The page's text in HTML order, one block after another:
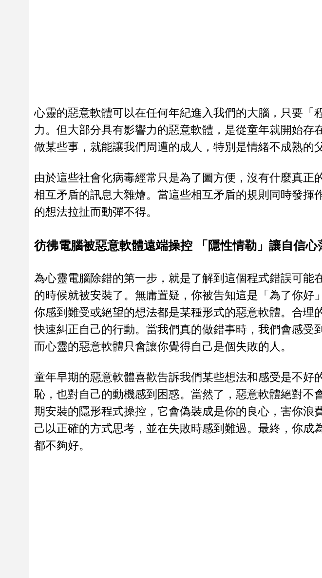
心靈的惡意軟體可以在任何年紀進入我們的大腦，只要「
力。但大部分具有影響力的惡意軟體，是從童年就開始存
做某些事，就能讓我們周遭的成人，特別是情緒不成熟的
由於這些社會化病毒經常只是為了圖方便，沒有什麼真正
相互矛盾的訊息大雜燴。當這些相互矛盾的規則同時發揮
的想法拉扯而動彈不得。
彷彿電腦被惡意軟體遠端操控 「隱性情勒」讓自信心
為心靈電腦除錯的第一步，就是了解到這個程式錯誤可能
的時候就被安裝了。無庸置疑，你被告知這是「為了你好
你感到難受或絕望的想法都是某種形式的惡意軟體。合理
快速糾正自己的行動。當我們真的做錯事時，我們會感受
而心靈的惡意軟體只會讓你覺得自己是個失敗的人。
童年早期的惡意軟體喜歡告訴我們某些想法和感受是不好
恥，也對自己的動機感到困惑。當然了，惡意軟體絕對不
期安裝的隱形程式操控，它會偽裝成是你的良心，害你浪
己以正確的方式思考，並在失敗時感到難過。最終，你成
都不夠好。